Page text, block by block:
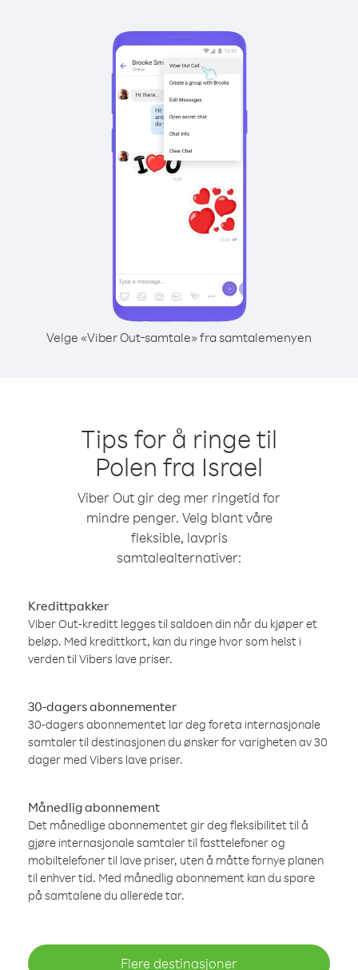
Velge «Viber Out-samtale» fra samtalemenyen
Tips for å ringe til
Polen fra Israel
Viber Out gir deg mer ringetid for
mindre penger. Velg blant våre
fleksible, lavpris
samtalealternativer:
Kredittpakker
Viber Out-kreditt legges til saldoen din når du kjøper et
beløp. Med kredittkort, kan du ringe hvor som helst i
verden til Vibers lave priser.
30-dagers abonnementer
30-dagers abonnementet lar deg foreta internasjonale
samtaler til destinasjonen du ønsker for varigheten av 30
dager med Vibers lave priser.
Månedlig abonnement
Det månedlige abonnementet gir deg fleksibilitet til å
gjøre internasjonale samtaler til fasttelefoner og
mobiltelefoner til lave priser, uten å måtte fornye planen
til enhver tid. Med månedlig abonnement kan du spare
på samtalene du allerede tar.
Flere destinasjoner